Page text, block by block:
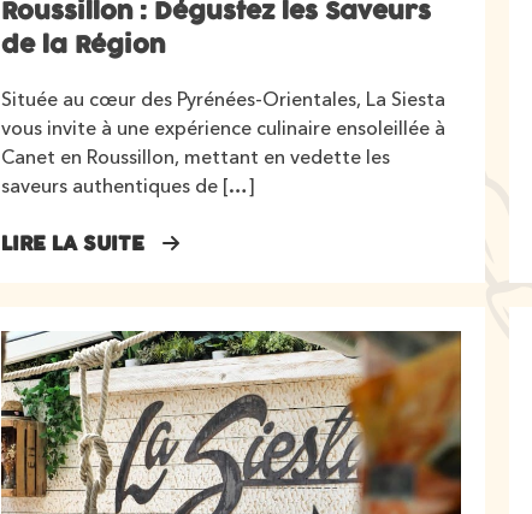
Roussillon : Dégustez les Saveurs
de la Région
Située au cœur des Pyrénées-Orientales, La Siesta
vous invite à une expérience culinaire ensoleillée à
Canet en Roussillon, mettant en vedette les
saveurs authentiques de […]
LIRE LA SUITE